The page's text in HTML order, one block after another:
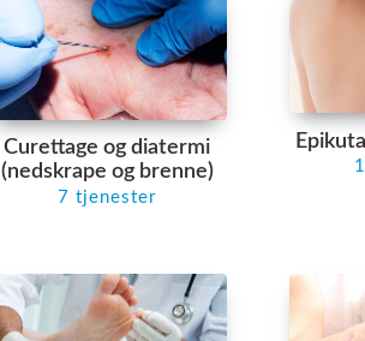
Curettage og diatermi
(nedskrape og brenne)
7 tjenester